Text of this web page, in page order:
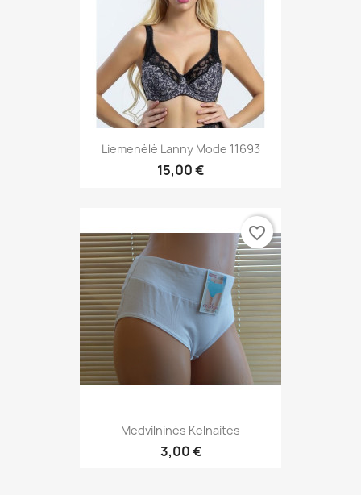
Liemenėlė Lanny Mode 11693
15,00 €
Medvilninės Kelnaitės
3,00 €
favorite_border